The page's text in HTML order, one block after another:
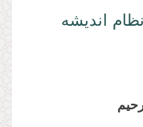
اندیشه